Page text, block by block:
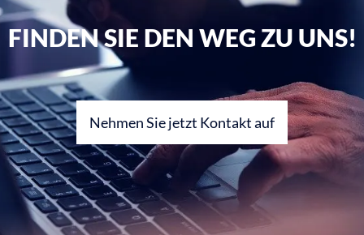
FINDEN SIE DEN WEG ZU UNS!
Nehmen Sie jetzt Kontakt auf